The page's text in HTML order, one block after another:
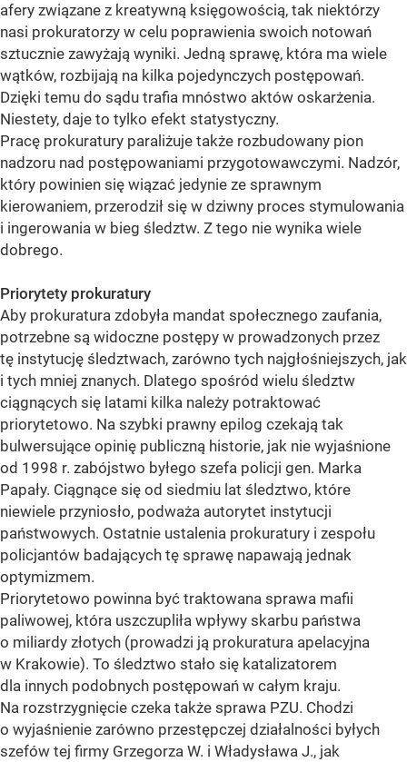
afery związane z kreatywną księgowością, tak niektórzy
nasi prokuratorzy w celu poprawienia swoich notowań
sztucznie zawyżają wyniki. Jedną sprawę, która ma wiele
wątków, rozbijają na kilka pojedynczych postępowań.
Dzięki temu do sądu trafia mnóstwo aktów oskarżenia.
Niestety, daje to tylko efekt statystyczny.
Pracę prokuratury paraliżuje także rozbudowany pion
nadzoru nad postępowaniami przygotowawczymi. Nadzór,
który powinien się wiązać jedynie ze sprawnym
kierowaniem, przerodził się w dziwny proces stymulowania
i ingerowania w bieg śledztw. Z tego nie wynika wiele
dobrego.
Priorytety prokuratury
Aby prokuratura zdobyła mandat społecznego zaufania,
potrzebne są widoczne postępy w prowadzonych przez
tę instytucję śledztwach, zarówno tych najgłośniejszych, jak
i tych mniej znanych. Dlatego spośród wielu śledztw
ciągnących się latami kilka należy potraktować
priorytetowo. Na szybki prawny epilog czekają tak
bulwersujące opinię publiczną historie, jak nie wyjaśnione
od 1998 r. zabójstwo byłego szefa policji gen. Marka
Papały. Ciągnące się od siedmiu lat śledztwo, które
niewiele przyniosło, podważa autorytet instytucji
państwowych. Ostatnie ustalenia prokuratury i zespołu
policjantów badających tę sprawę napawają jednak
optymizmem.
Priorytetowo powinna być traktowana sprawa mafii
paliwowej, która uszczupliła wpływy skarbu państwa
o miliardy złotych (prowadzi ją prokuratura apelacyjna
w Krakowie). To śledztwo stało się katalizatorem
dla innych podobnych postępowań w całym kraju.
Na rozstrzygnięcie czeka także sprawa PZU. Chodzi
o wyjaśnienie zarówno przestępczej działalności byłych
szefów tej firmy Grzegorza W. i Władysława J., jak